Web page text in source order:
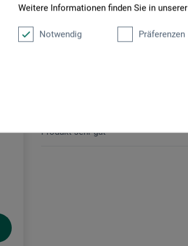
Weitere Informationen finden Sie in unserer
Notwendig Präferenzen
Produkt sehr gut